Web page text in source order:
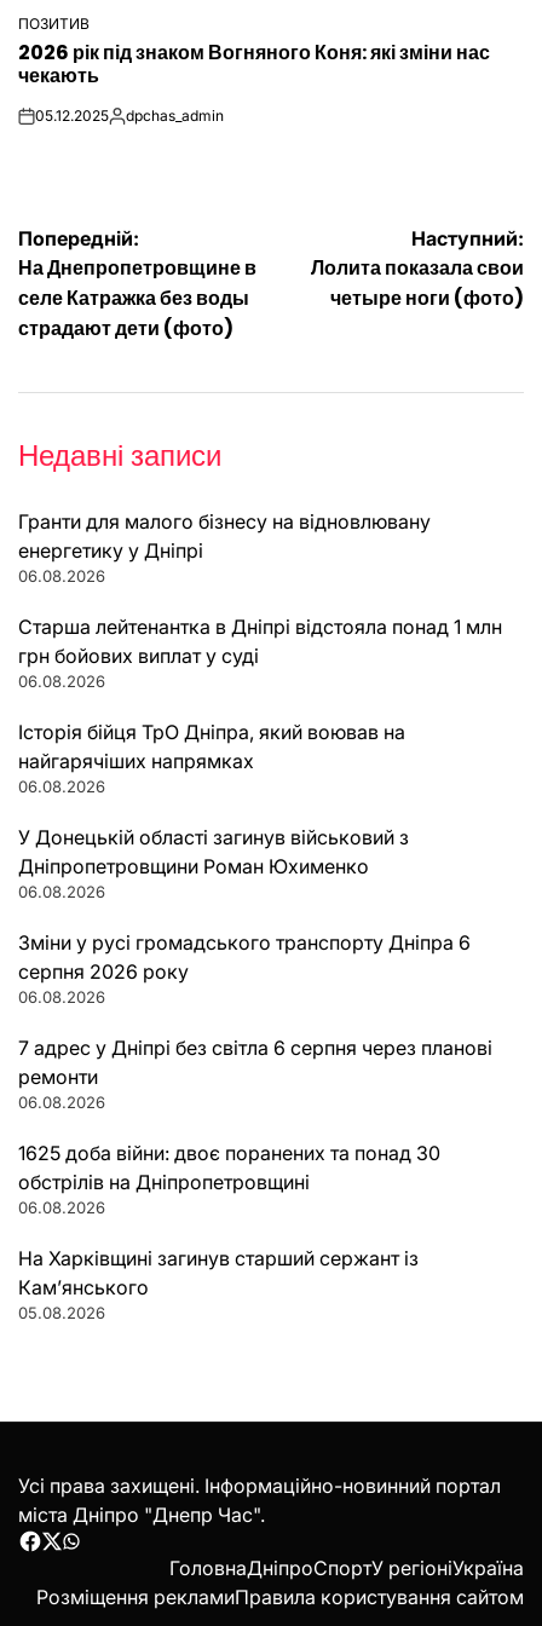
ОПУБЛІКУВАТИ
У
ПОЗИТИВ
2026 рік під знаком Вогняного Коня: які зміни нас
чекають
on05.12.2025Опубліковано
dpchas_admin
Навігація
записів
Попередній:
На Днепропетровщине в
селе Катражка без воды
страдают дети (фото)
Наступний:
Лолита показала свои
четыре ноги (фото)
Недавні записи
Гранти для малого бізнесу на відновлювану
енергетику у Дніпрі
06.08.2026
Старша лейтенантка в Дніпрі відстояла понад 1 млн
грн бойових виплат у суді
06.08.2026
Історія бійця ТрО Дніпра, який воював на
найгарячіших напрямках
06.08.2026
У Донецькій області загинув військовий з
Дніпропетровщини Роман Юхименко
06.08.2026
Зміни у русі громадського транспорту Дніпра 6
серпня 2026 року
06.08.2026
7 адрес у Дніпрі без світла 6 серпня через планові
ремонти
06.08.2026
1625 доба війни: двоє поранених та понад 30
обстрілів на Дніпропетровщині
06.08.2026
На Харківщині загинув старший сержант із
Кам’янського
05.08.2026
Усі права захищені. Інформаційно-новинний портал
міста Дніпро "Днепр Час".
Facebook
Twitter
WhatsApp
ГоловнаДніпроСпортУ регіоніУкраїна
Розміщення рекламиПравила користування сайтом